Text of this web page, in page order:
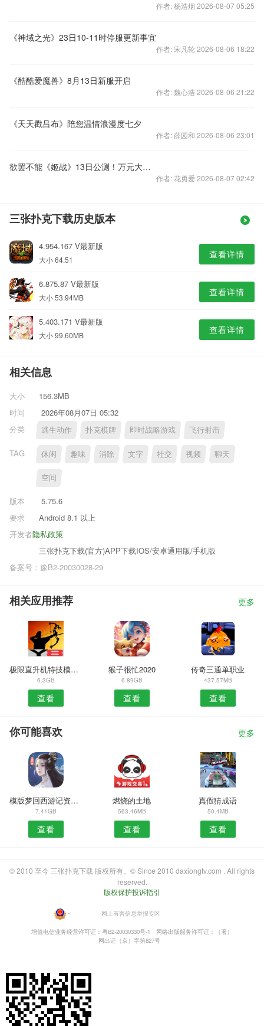
作者: 杨浩烟 2026-08-07 05:25
《神域之光》23日10-11时停服更新事宜
作者: 宋凡轮 2026-08-06 18:22
《酷酷爱魔兽》8月13日新服开启
作者: 魏心浩 2026-08-06 21:22
《天天戳吕布》陪您温情浪漫度七夕
作者: 薛园和 2026-08-06 23:01
欲罢不能《姬战》13日公测！万元大礼送勇者！
作者: 花勇爱 2026-08-07 02:42
三张扑克下载历史版本
4.954.167 V最新版
大小 64.51 查看详情
6.875.87 V最新版
大小 53.94MB 查看详情
5.403.171 V最新版
大小 99.60MB 查看详情
相关信息
大小
156.3MB
时间
2026年08月07日 05:32
分类
逃生动作 扑克棋牌 即时战略游戏 飞行射击
TAG 休闲 趣味 消除 文字 社交 视频 聊天
空间
版本
5.75.6
要求
Android 8.1 以上
隐私政策
开发者
三张扑克下载(官方)APP下载IOS/安卓通用版/手机版
备案号：豫B2-20030028-29
相关应用推荐 更多
极限直升机特技模拟器
6.3GB
查看
猴子很忙2020
6.89GB
查看
传奇三通单职业
437.57MB
查看
你可能喜欢 更多
模版梦回西游记资源版
7.41GB
查看
燃烧的土地
563.46MB
查看
真假猜成语
50.4MB
查看
© 2010 至今 三张扑克下载 版权所有。© Since 2010 daxiongtv.com . All rights
reserved.
版权保护投诉指引
・ 网上有害信息举报专区
增值电信业务经营许可证：粤B2-20030330号-1
网络出版服务许可证：（署）
网出证（京）字第827号